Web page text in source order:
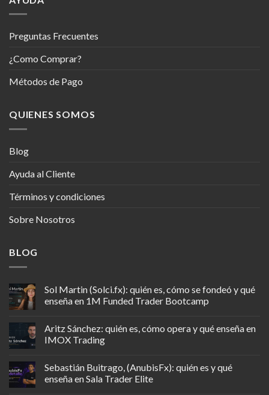
Preguntas Frecuentes
¿Como Comprar?
Métodos de Pago
QUIENES SOMOS
Blog
Ayuda al Cliente
Términos y condiciones
Sobre Nosotros
BLOG
Sol Martin (Solci.fx): quién es, cómo se fondeó y qué
enseña en 1M Funded Trader Bootcamp
Aritz Sánchez: quién es, cómo opera y qué enseña en
IMOX Trading
Sebastián Buitrago, (AnubisFx): quién es y qué
enseña en Sala Trader Elite